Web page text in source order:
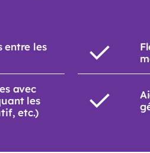
entre les
avec
les
etc.)